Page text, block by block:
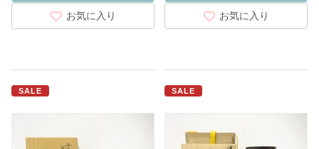
お気に入り お気に入り
SALE SALE